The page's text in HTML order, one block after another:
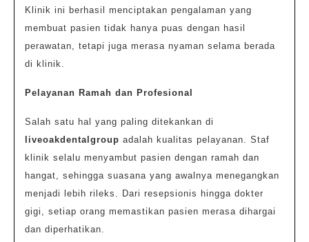
Klinik ini berhasil menciptakan pengalaman yang
membuat pasien tidak hanya puas dengan hasil
perawatan, tetapi juga merasa nyaman selama berada
di klinik.
Pelayanan Ramah dan Profesional
Salah satu hal yang paling ditekankan di
liveoakdentalgroup adalah kualitas pelayanan. Staf
klinik selalu menyambut pasien dengan ramah dan
hangat, sehingga suasana yang awalnya menegangkan
menjadi lebih rileks. Dari resepsionis hingga dokter
gigi, setiap orang memastikan pasien merasa dihargai
dan diperhatikan.